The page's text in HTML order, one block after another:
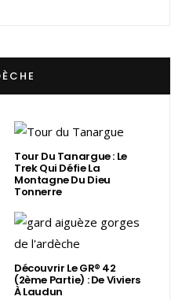
Tour Du Tanargue : Le
Trek Qui Défie La
Montagne Du Dieu
Tonnerre
Découvrir Le GR® 42
(2ème Partie) : De Viviers
À Laudun